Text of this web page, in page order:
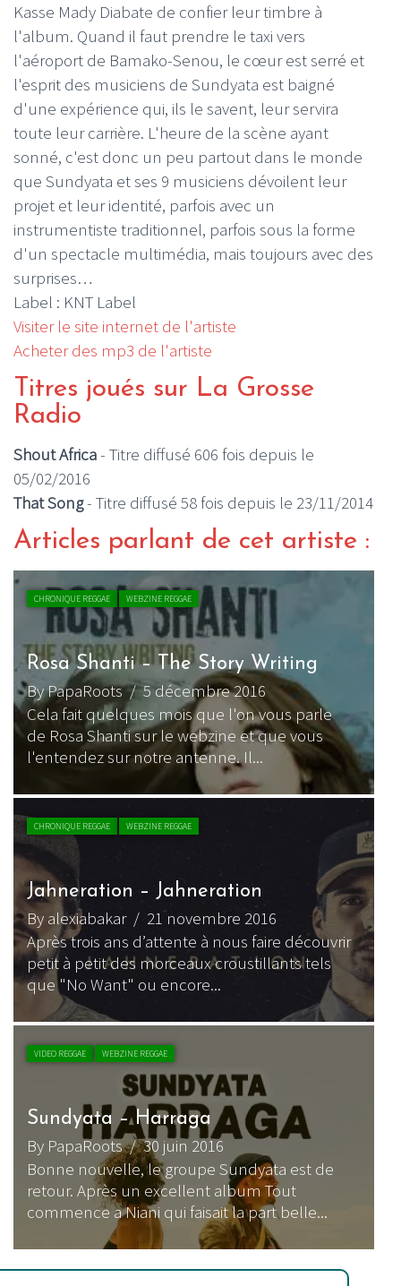
Kasse Mady Diabate de confier leur timbre à
l'album. Quand il faut prendre le taxi vers
l'aéroport de Bamako-Senou, le cœur est serré et
l'esprit des musiciens de Sundyata est baigné
d'une expérience qui, ils le savent, leur servira
toute leur carrière. L'heure de la scène ayant
sonné, c'est donc un peu partout dans le monde
que Sundyata et ses 9 musiciens dévoilent leur
projet et leur identité, parfois avec un
instrumentiste traditionnel, parfois sous la forme
d'un spectacle multimédia, mais toujours avec des
surprises…
Label : KNT Label
Visiter le site internet de l'artiste
Acheter des mp3 de l'artiste
Titres joués sur La Grosse
Radio
Shout Africa- Titre diffusé 606 fois depuis le
05/02/2016
That Song- Titre diffusé 58 fois depuis le 23/11/2014
Articles parlant de cet artiste :
CHRONIQUE REGGAE WEBZINE REGGAE
Rosa Shanti – The Story Writing
By PapaRoots/ 5 décembre 2016
Cela fait quelques mois que l'on vous parle
de Rosa Shanti sur le webzine et que vous
l'entendez sur notre antenne. Il...
CHRONIQUE REGGAE WEBZINE REGGAE
Jahneration – Jahneration
By alexiabakar/ 21 novembre 2016
Après trois ans d’attente à nous faire découvrir
petit à petit des morceaux croustillants tels
que "No Want" ou encore...
VIDEO REGGAE WEBZINE REGGAE
Sundyata – Harraga
By PapaRoots/ 30 juin 2016
Bonne nouvelle, le groupe Sundyata est de
retour. Après un excellent album Tout
commence a Niani qui faisait la part belle...